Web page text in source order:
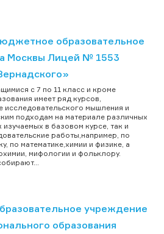
образовательное
Москвы Лицей № 1553
с 7 по 11 класс и кроме
имеет ряд курсов,
исследовательского мышления и
подходам на материале различных
в базовом курсе, так и
работы,например, по
по математике,химии и физике, а
мифологии и фольклору.
учреждение
образования